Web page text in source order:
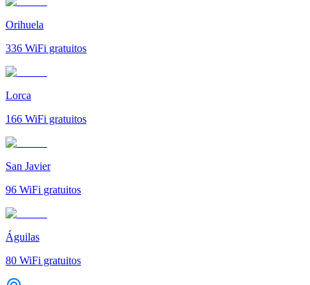
Orihuela
336 WiFi gratuitos
Lorca
166 WiFi gratuitos
San Javier
96 WiFi gratuitos
Águilas
80 WiFi gratuitos